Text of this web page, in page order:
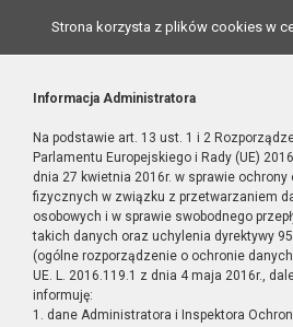
Strona korzysta z plików cookies w
Informacja Administratora
Na podstawie art. 13 ust. 1 i 2
Parlamentu Europejskiego i Rady (UE)
dnia 27 kwietnia 2016r. w sprawie ochrony
fizycznych w związku z przetwarzaniem
osobowych i w sprawie swobodnego
takich danych oraz uchylenia dyrektywy
(ogólne rozporządzenie o ochronie
UE. L. 2016.119.1 z dnia 4 maja 2016r.,
informuję:
1. dane Administratora i Inspektora